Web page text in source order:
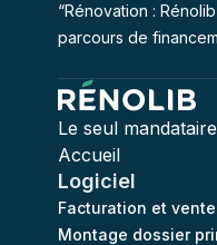
“Rénovation :
parcours de
Le seul
Accueil
Logiciel
Facturation et vente
Montage dossier